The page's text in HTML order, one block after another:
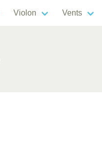
Violon Vents